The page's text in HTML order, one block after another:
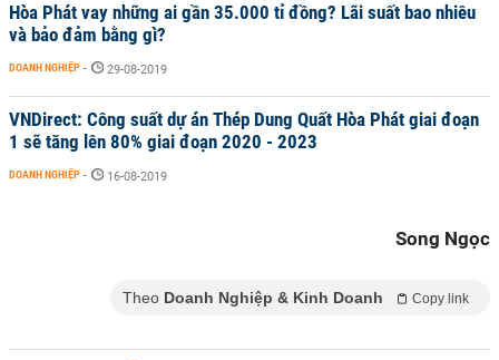
Hòa Phát vay những ai gần 35.000 tỉ đồng? Lãi suất bao nhiêu
và bảo đảm bằng gì?
DOANH NGHIỆP - 29-08-2019
VNDirect: Công suất dự án Thép Dung Quất Hòa Phát giai đoạn
1 sẽ tăng lên 80% giai đoạn 2020 - 2023
DOANH NGHIỆP - 16-08-2019
Song Ngọc
Theo Doanh Nghiệp & Kinh Doanh Copy link